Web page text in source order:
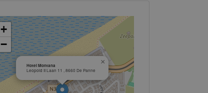
Hotel Montana
Leopold II Laan 11 , 8660 De Panne
×
+
−